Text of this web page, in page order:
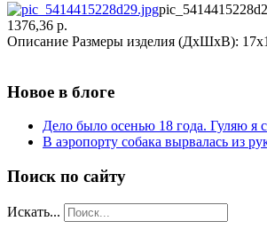
1376,36 р.
Описание Размеры изделия (ДхШхВ):
Новое в блоге
Дело было осенью 18 года. Гуляю я
В аэропорту собака вырвалась из
Поиск по сайту
Искать...